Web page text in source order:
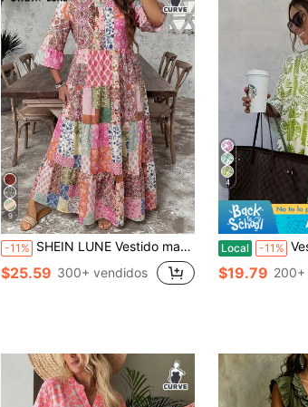
9
-11% SHEIN LUNE Vestido maxi de mujer talla grande con estampado floral bohemio de 4 capas, vestido casual tipo baby doll para día de verano, vestido de graduación, vestido de invitada de boda, ropa de vacaciones, ropa de playa, ropa de festival, vestido de cumpleaños
$25.59 300+ vendidos
4
Local -11% Vestido midi
$19.79